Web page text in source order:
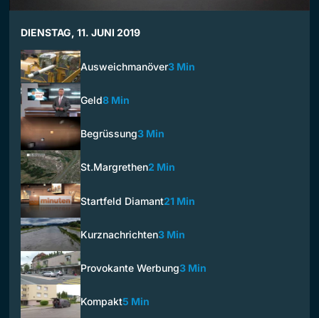
DIENSTAG, 11. JUNI 2019
Ausweichmanöver3 Min
Geld8 Min
Begrüssung3 Min
St.Margrethen2 Min
Startfeld Diamant21 Min
Kurznachrichten3 Min
Provokante Werbung3 Min
Kompakt5 Min